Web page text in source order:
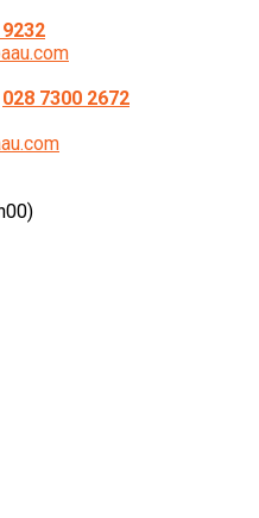
028 7300 2672